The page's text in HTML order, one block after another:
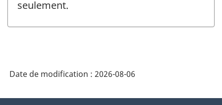
seulement.
Date de modification : 2026-08-06